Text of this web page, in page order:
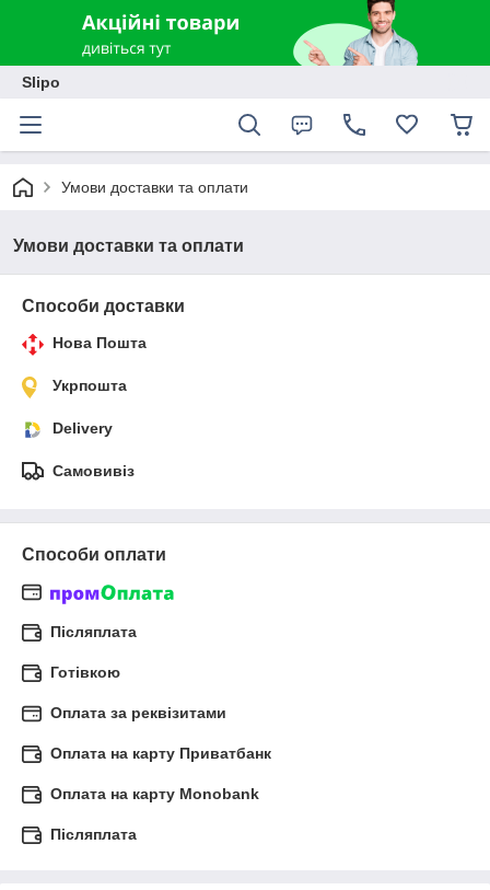
Slipo
Умови доставки та оплати
Умови доставки та оплати
Способи доставки
Нова Пошта
Укрпошта
Delivery
Самовивіз
Способи оплати
Післяплата
Готівкою
Оплата за реквізитами
Оплата на карту Приватбанк
Оплата на карту Monobank
Післяплата